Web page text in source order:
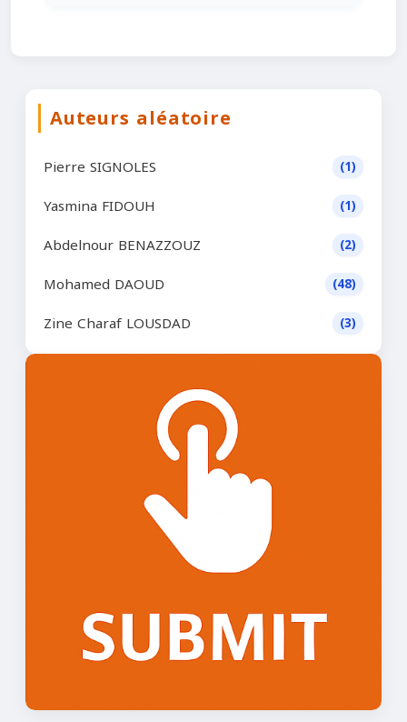
Auteurs aléatoire
Pierre SIGNOLES (1)
Yasmina FIDOUH (1)
Abdelnour BENAZZOUZ (2)
Mohamed DAOUD (48)
Zine Charaf LOUSDAD (3)